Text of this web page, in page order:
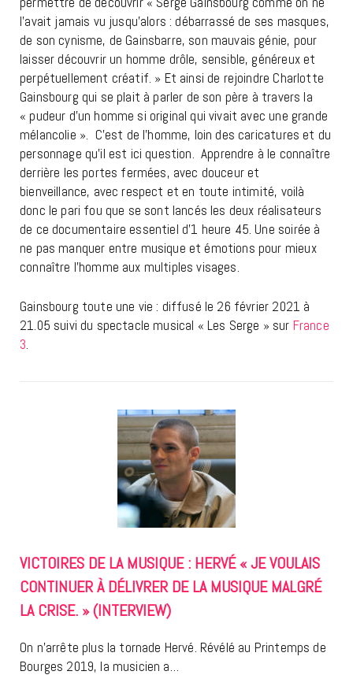
l’avait jamais vu jusqu’alors : débarrassé de ses masques,
de son cynisme, de Gainsbarre, son mauvais génie, pour
laisser découvrir un homme drôle, sensible, généreux et
perpétuellement créatif. » Et ainsi de rejoindre Charlotte
Gainsbourg qui se plait à parler de son père à travers la
« pudeur d’un homme si original qui vivait avec une grande
mélancolie ». C’est de l’homme, loin des caricatures et du
personnage qu’il est ici question. Apprendre à le connaître
derrière les portes fermées, avec douceur et
bienveillance, avec respect et en toute intimité, voilà
donc le pari fou que se sont lancés les deux réalisateurs
de ce documentaire essentiel d’1 heure 45. Une soirée à
ne pas manquer entre musique et émotions pour mieux
connaître l’homme aux multiples visages.
Gainsbourg toute une vie : diffusé le 26 février 2021 à
21.05 suivi du spectacle musical « Les Serge » sur France
3.
VICTOIRES DE LA MUSIQUE : HERVÉ « JE VOULAIS
CONTINUER À DÉLIVRER DE LA MUSIQUE MALGRÉ
LA CRISE. » (INTERVIEW)
On n’arrête plus la tornade Hervé. Révélé au Printemps de
Bourges 2019, la musicien a…